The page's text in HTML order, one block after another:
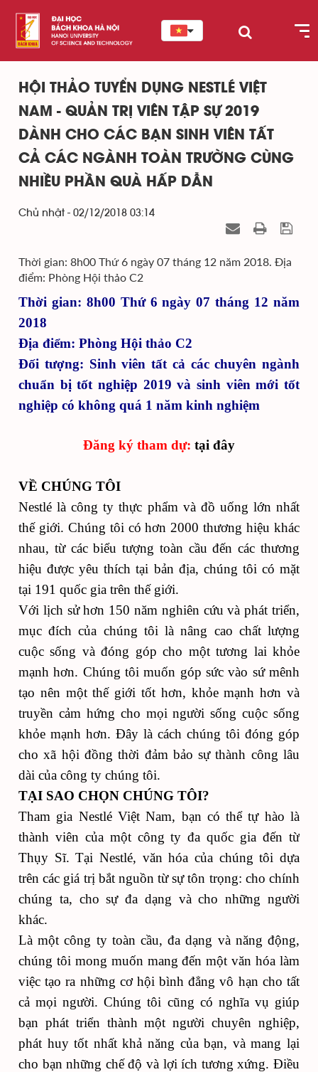
HỘI THẢO TUYỂN DỤNG NESTLÉ VIỆT
NAM - QUẢN TRỊ VIÊN TẬP SỰ 2019
DÀNH CHO CÁC BẠN SINH VIÊN TẤT
CẢ CÁC NGÀNH TOÀN TRƯỜNG CÙNG
NHIỀU PHẦN QUÀ HẤP DẪN
Chủ nhật - 02/12/2018 03:14
Thời gian: 8h00 Thứ 6 ngày 07 tháng 12 năm 2018. Địa
điểm: Phòng Hội thảo C2
Thời gian: 8h00 Thứ 6 ngày 07 tháng 12 năm
2018
Địa điểm: Phòng Hội thảo C2
Đối tượng: Sinh viên tất cả các chuyên ngành
chuẩn bị tốt nghiệp 2019 và sinh viên mới tốt
nghiệp có không quá 1 năm kinh nghiệm
Đăng ký tham dự: tại đây
VỀ CHÚNG TÔI
Nestlé là công ty thực phẩm và đồ uống lớn nhất
thế giới. Chúng tôi có hơn 2000 thương hiệu khác
nhau, từ các biểu tượng toàn cầu đến các thương
hiệu được yêu thích tại bản địa, chúng tôi có mặt
tại 191 quốc gia trên thế giới.
Với lịch sử hơn 150 năm nghiên cứu và phát triển,
mục đích của chúng tôi là nâng cao chất lượng
cuộc sống và đóng góp cho một tương lai khỏe
mạnh hơn. Chúng tôi muốn góp sức vào sứ mênh
tạo nên một thế giới tốt hơn, khỏe mạnh hơn và
truyền cảm hứng cho mọi người sống cuộc sống
khỏe mạnh hơn. Đây là cách chúng tôi đóng góp
cho xã hội đồng thời đảm bảo sự thành công lâu
dài của công ty chúng tôi.
TẠI SAO CHỌN CHÚNG TÔI?
Tham gia Nestlé Việt Nam, bạn có thể tự hào là
thành viên của một công ty đa quốc gia đến từ
Thụy Sĩ. Tại Nestlé, văn hóa của chúng tôi dựa
trên các giá trị bắt nguồn từ sự tôn trọng: cho chính
chúng ta, cho sự đa dạng và cho những người
khác.
Là một công ty toàn cầu, đa dạng và năng động,
chúng tôi mong muốn mang đến một văn hóa làm
việc tạo ra những cơ hội bình đẳng vô hạn cho tất
cả mọi người. Chúng tôi cũng có nghĩa vụ giúp
bạn phát triển thành một người chuyên nghiệp,
phát huy tốt nhất khả năng của bạn, và mang lại
cho bạn những chế độ và lợi ích tương xứng. Điều